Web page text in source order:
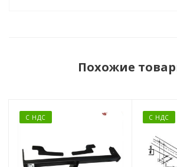
Похожие
С НДС С НДС